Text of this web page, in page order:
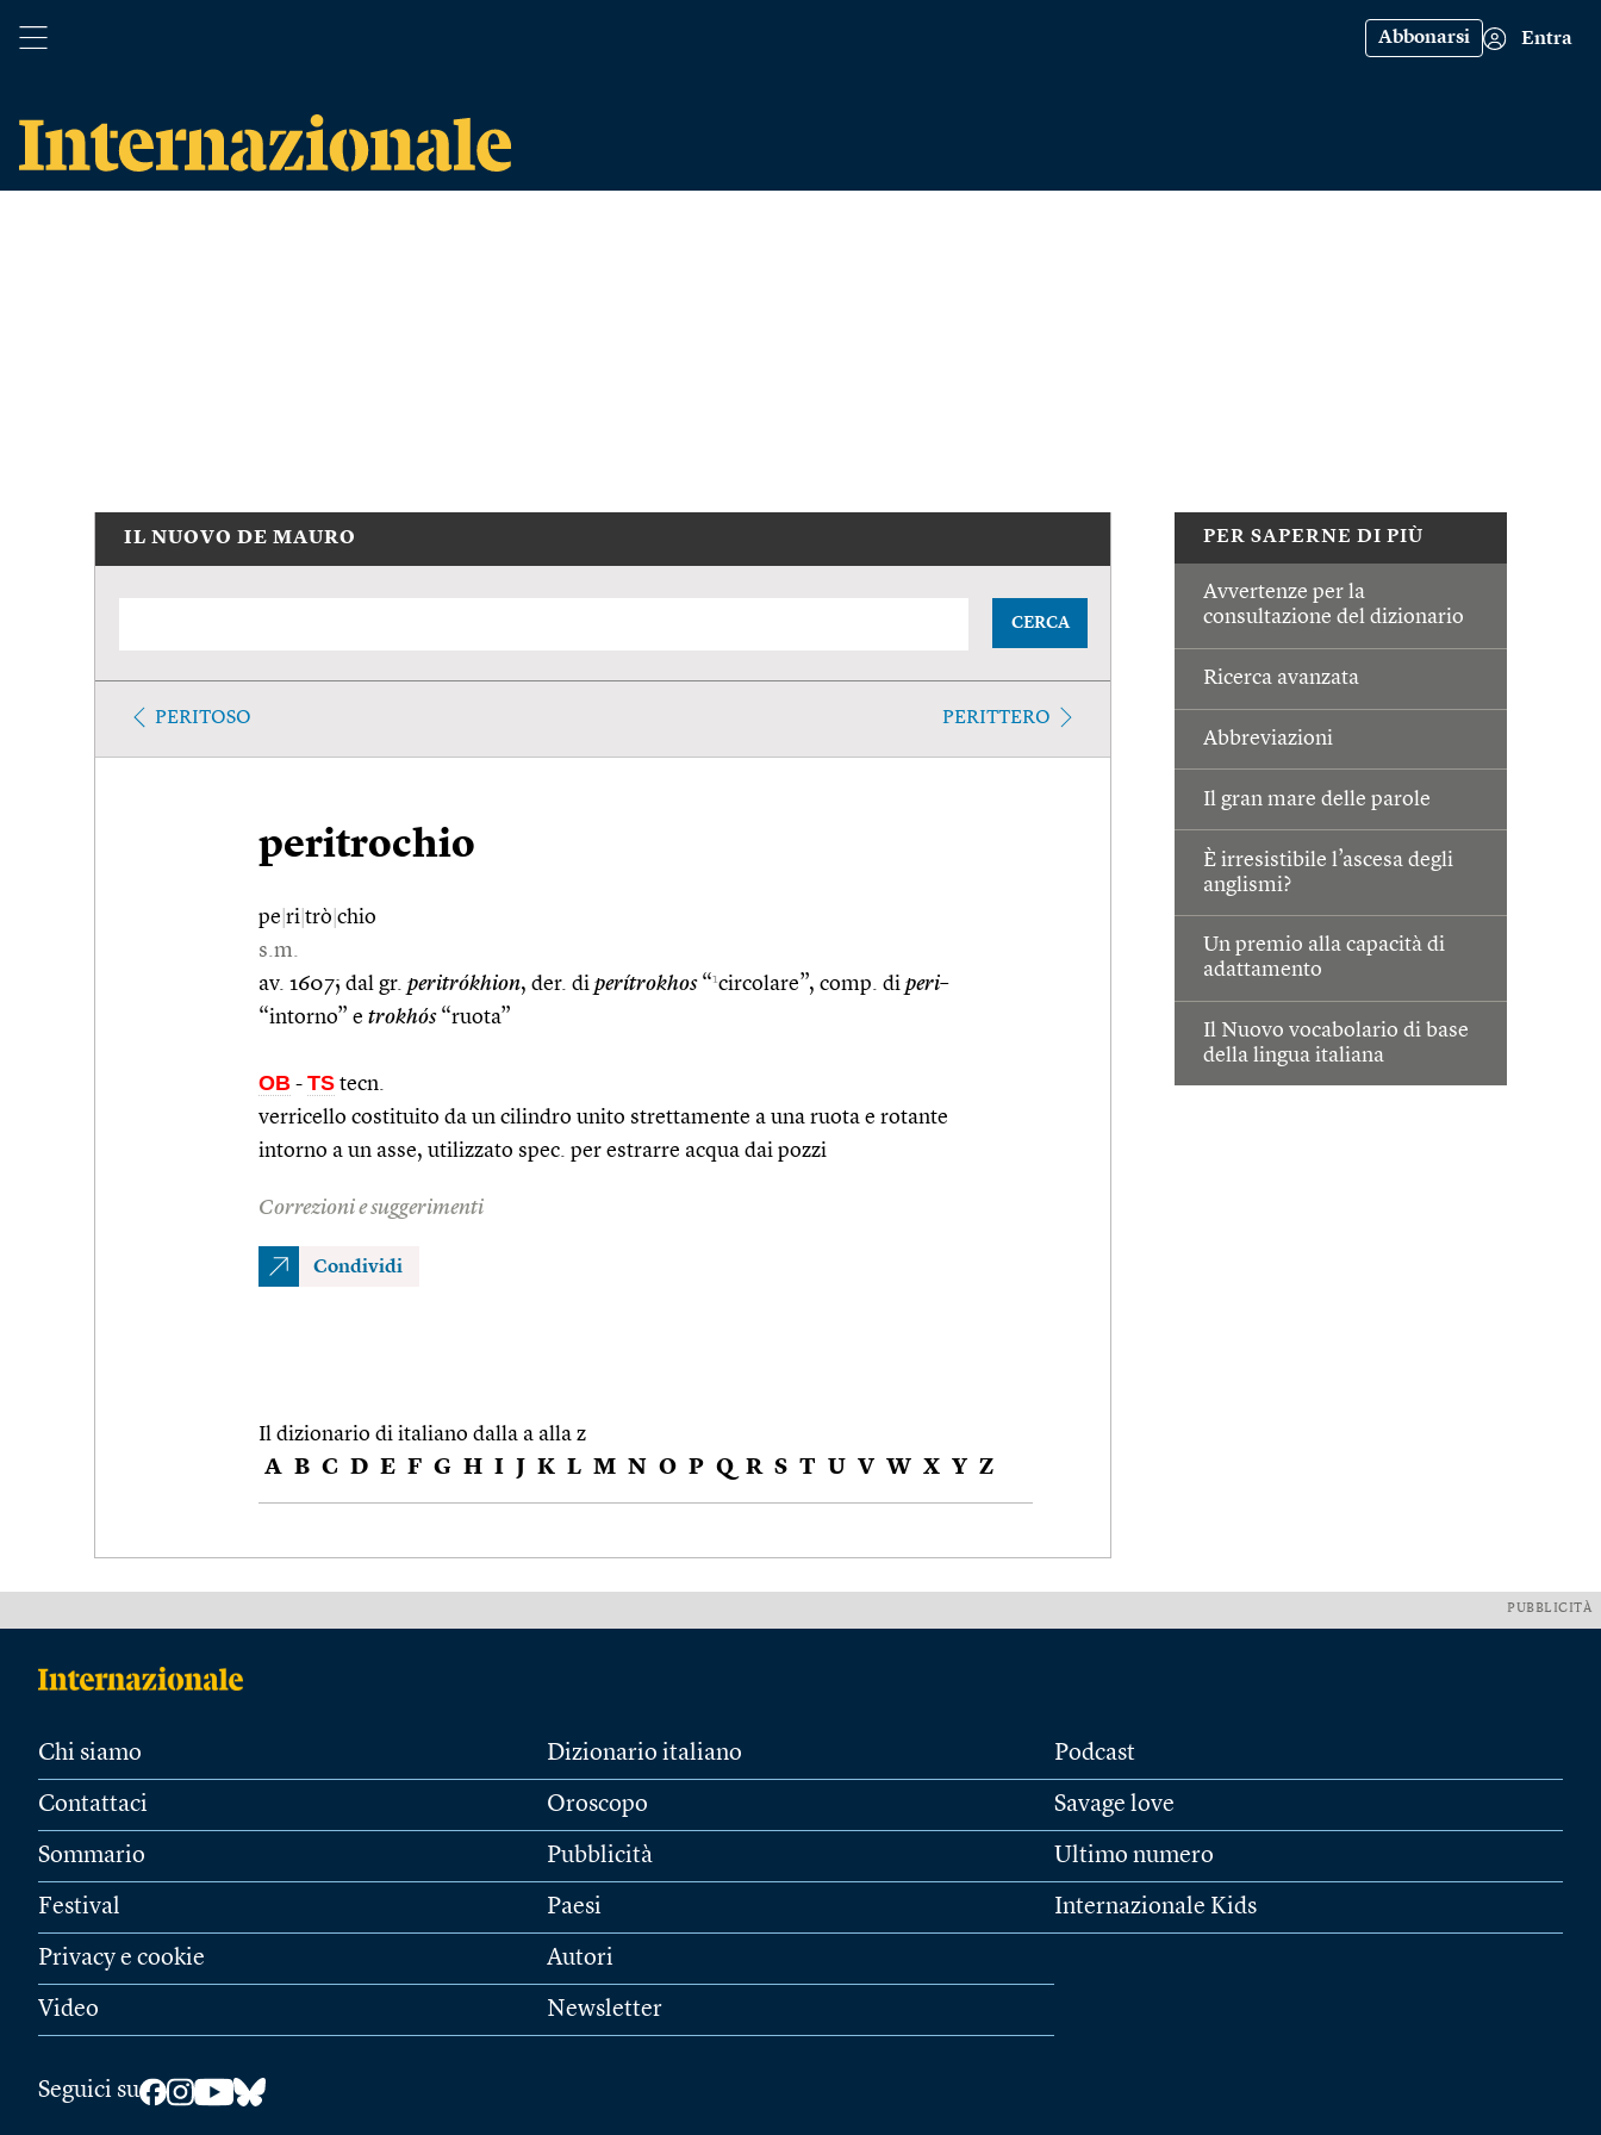
Abbonarsi Entra
PER SAPERNE DI PIÙ
Avvertenze per la
consultazione del dizionario
Ricerca avanzata
Abbreviazioni
Il gran mare delle parole
È irresistibile l’ascesa degli
anglismi?
Un premio alla capacità di
adattamento
Il Nuovo vocabolario di base
della lingua italiana
IL NUOVO DE MAURO
CERCA
PERITOSO PERITTERO
peritrochio
pe ri trò chio
s.m.
av. 1607; dal gr. peritrókhion, der. di perítrokhos“1circolare”, comp. di peri–
“intorno” e trokhós“ruota”
OB - TS tecn.
verricello costituito da un cilindro unito strettamente a una ruota e rotante
intorno a un asse, utilizzato spec. per estrarre acqua dai pozzi
Correzioni e suggerimenti
Condividi
Il dizionario di italiano dalla a alla z
A B C D E F G H I J K L M N O P Q R S T U V W X Y Z
PUBBLICITÀ
Chi siamo
Contattaci
Sommario
Festival
Privacy e cookie
Video
Dizionario italiano
Oroscopo
Pubblicità
Paesi
Autori
Newsletter
Podcast
Savage love
Ultimo numero
Internazionale Kids
Seguici su